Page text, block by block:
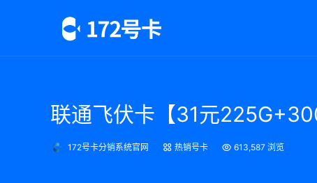
联通飞伏卡【31元
172号卡分销系统官网 热销号卡 613,587 浏览